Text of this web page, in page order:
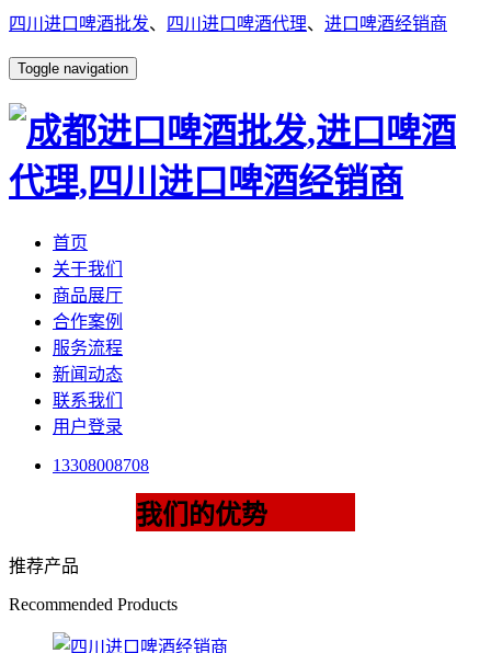
四川进口啤酒批发、 四川进口啤酒代理、 进口啤酒经销商
Toggle navigation
首页
关于我们
商品展厅
合作案例
服务流程
新闻动态
联系我们
用户登录
13308008708
我们的优势
推荐产品
Recommended Products